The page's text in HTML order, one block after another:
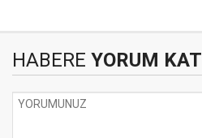
HABERE YORUM KAT